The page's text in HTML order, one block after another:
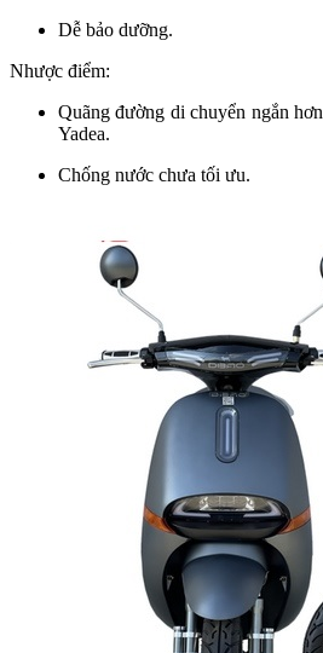
Dễ bảo dưỡng.
Nhược điểm:
Quãng đường di chuyển ngắn hơn
Yadea.
Chống nước chưa tối ưu.